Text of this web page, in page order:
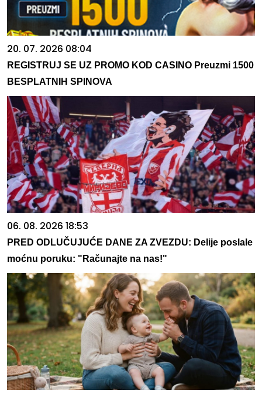
20. 07. 2026 08:04
REGISTRUJ SE UZ PROMO KOD CASINO Preuzmi 1500
BESPLATNIH SPINOVA
06. 08. 2026 18:53
PRED ODLUČUJUĆE DANE ZA ZVEZDU: Delije poslale
moćnu poruku: "Računajte na nas!"